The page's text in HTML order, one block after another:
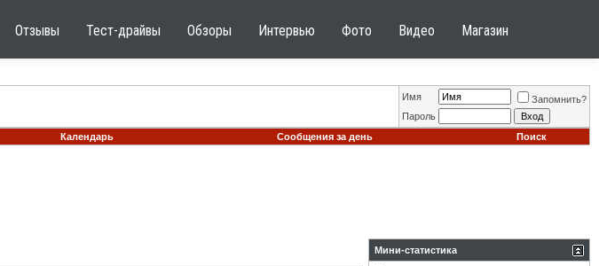
Отзывы Тест-драйвы Обзоры Интервью Фото Видео Магазин
Имя
Запомнить?
Пароль
Календарь Сообщения за день Поиск
Мини-статистика